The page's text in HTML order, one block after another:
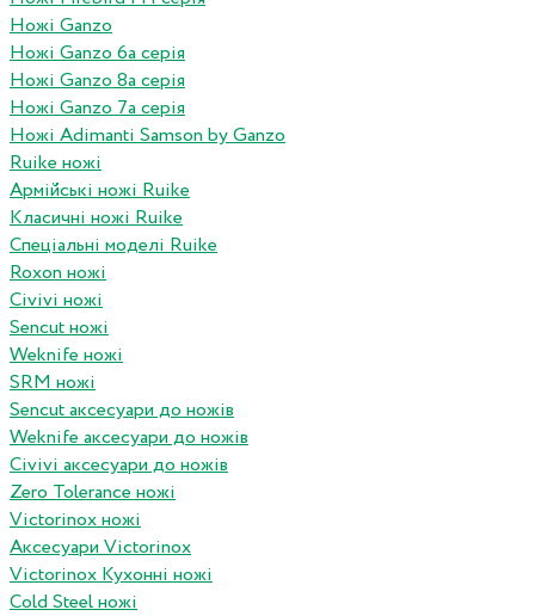
Ножі Ganzo
Ножі Ganzo 6а серія
Ножі Ganzo 8а серія
Ножі Ganzo 7а серія
Ножі Adimanti Samson by Ganzo
Ruike ножі
Армійські ножі Ruike
Класичні ножі Ruike
Спеціальні моделі Ruike
Roxon ножi
Civivi ножі
Sencut ножі
Weknife ножі
SRM ножі
Sencut аксесуари до ножів
Weknife аксесуари до ножів
Civivi аксесуари до ножів
Zero Tolerance ножі
Victorinox ножі
Аксесуари Victorinox
Victorinox Кухонні ножі
Cold Steel ножі